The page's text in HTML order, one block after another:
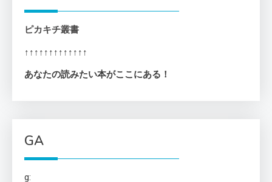
ピカキチ叢書
↑↑↑↑↑↑↑↑↑↑↑↑↑
あなたの読みたい本がここにある！
GA
g: